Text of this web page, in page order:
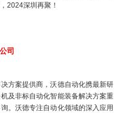
2024深圳再聚！
司
方案提供商，沃德自动化携最新
及非标自动化智能装备解决方案重
。沃德专注自动化领域的深入应